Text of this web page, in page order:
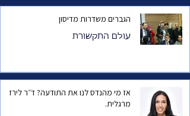
הגברים משדרות מדיסון
עולם התקשורת
אז מי מהנדס לנו את התודעה? ד״ר לירז
מרגלית.